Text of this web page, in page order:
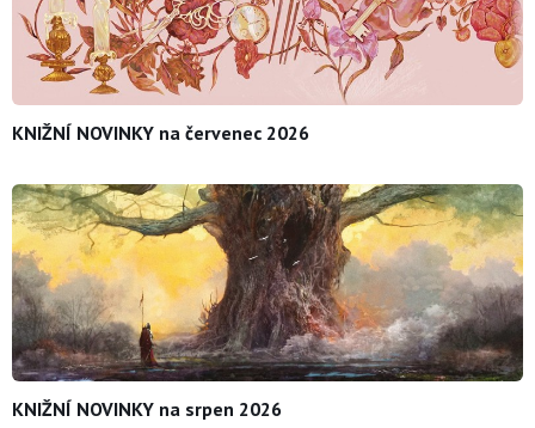
KNIŽNÍ NOVINKY na červenec 2026
KNIŽNÍ NOVINKY na srpen 2026